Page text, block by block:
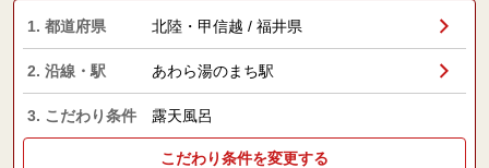
1. 都道府県 北陸・甲信越 / 福井県
2. 沿線・駅 あわら湯のまち駅
3. こだわり条件 露天風呂
こだわり条件を変更する